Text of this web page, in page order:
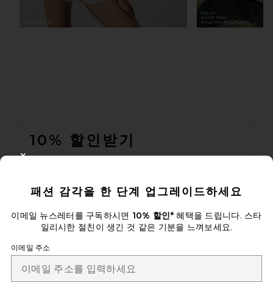
10% 할인받기
Email Address
Sign Up
패션 감각을 한 단계 업그레이드하세요
이메일 뉴스레터를 구독하시면 10% 할인*혜택을 드립니다. 스타
일리시한 절친이 생긴 것 같은 기분을 느껴보세요.
이메일 주소